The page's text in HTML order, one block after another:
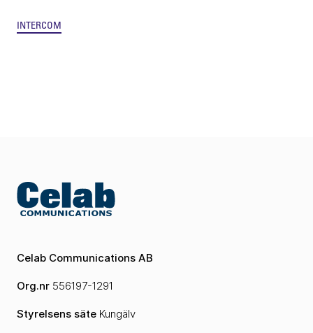
INTERCOM
Celab Communications AB
Org.nr 556197-1291
Styrelsens säte Kungälv